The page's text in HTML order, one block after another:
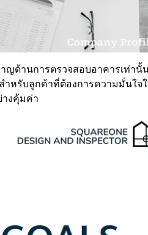
าญด้านการตรวจสอบอาคารเท่านั้
ำหรับลูกค้าที่ต้องการความมั่นใจ
งคุ้มค่า